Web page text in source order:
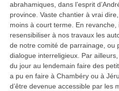
abrahamiques, dans l’esprit
province. Vaste chantier à vrai
moins à court terme. En
resensibiliser à nos travaux les
de notre comité de parrainage, ou
dialogue interreligieux. Par
du jour au lendemain faire des
a pu en faire à Chambéry ou à
d’être devenue accessible par les